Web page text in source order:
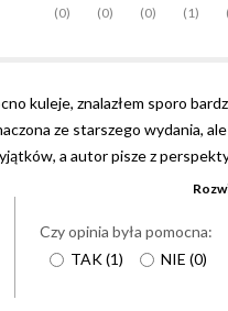
(1)
(0)
(0)
(0)
kuleje, znalazłem sporo
ze starszego wydania, ale
a autor pisze z
namespace'ów, co obecnie
Czy opinia była pomocna:
TAK(1) NIE (0)